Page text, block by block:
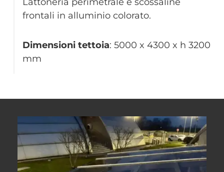
frontali in alluminio colorato.
Dimensioni tettoia: 5000 x 4300 x h 3200
mm